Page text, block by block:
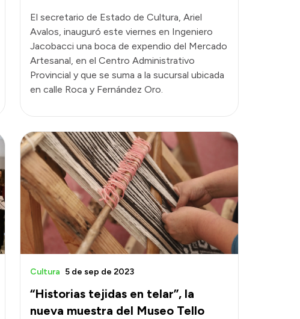
El secretario de Estado de Cultura, Ariel
Avalos, inauguró este viernes en Ingeniero
Jacobacci una boca de expendio del Mercado
Artesanal, en el Centro Administrativo
Provincial y que se suma a la sucursal ubicada
en calle Roca y Fernández Oro.
“Historias tejidas en telar”, la
nueva muestra del Museo Tello
Cultura 5 de sep de 2023